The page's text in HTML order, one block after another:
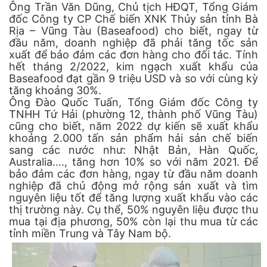
Ông Trần Văn Dũng, Chủ tịch HĐQT, Tổng Giám
đốc Công ty CP Chế biến XNK Thủy sản tỉnh Bà
Rịa – Vũng Tàu (Baseafood) cho biết, ngay từ
đầu năm, doanh nghiệp đã phải tăng tốc sản
xuất để bảo đảm các đơn hàng cho đối tác. Tính
hết tháng 2/2022, kim ngạch xuất khẩu của
Baseafood đạt gần 9 triệu USD và so với cùng kỳ
tăng khoảng 30%.
Ông Đào Quốc Tuấn, Tổng Giám đốc Công ty
TNHH Tứ Hải (phường 12, thành phố Vũng Tàu)
cũng cho biết, năm 2022 dự kiến sẽ xuất khẩu
khoảng 2.000 tấn sản phẩm hải sản chế biến
sang các nước như: Nhật Bản, Hàn Quốc,
Australia…., tăng hơn 10% so với năm 2021. Để
bảo đảm các đơn hàng, ngay từ đầu năm doanh
nghiệp đã chủ động mở rộng sản xuất và tìm
nguyên liệu tốt để tăng lượng xuất khẩu vào các
thị trường này. Cụ thể, 50% nguyên liệu được thu
mua tại địa phương, 50% còn lại thu mua từ các
tỉnh miền Trung và Tây Nam bộ.